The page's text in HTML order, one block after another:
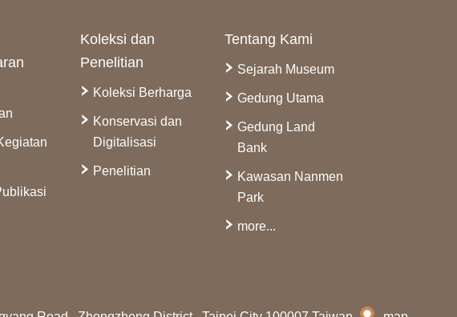
Koleksi dan
Penelitian
Koleksi Berharga
Konservasi dan
Digitalisasi
Penelitian
Tentang Kami
Sejarah Museum
Gedung Utama
Gedung Land
Bank
Kawasan Nanmen
Park
more...